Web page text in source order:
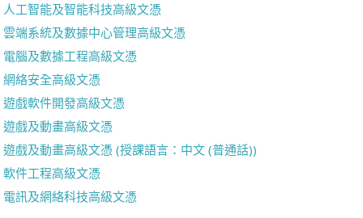
人工智能及智能科技高級文憑
雲端系統及數據中心管理高級文憑
電腦及數據工程高級文憑
網絡安全高級文憑
遊戲軟件開發高級文憑
遊戲及動畫高級文憑
遊戲及動畫高級文憑 (授課語言：中文 (普通話))
軟件工程高級文憑
電訊及網絡科技高級文憑